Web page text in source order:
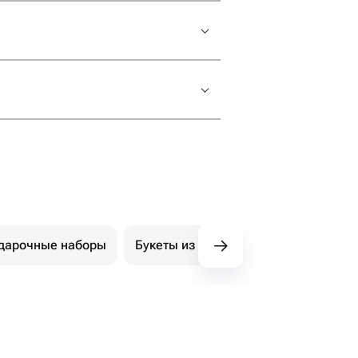
из газовой ткани, а
или платье с длинным
наборы Букеты из мыла